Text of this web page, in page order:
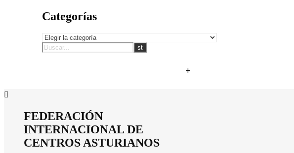
Categorías
Categorías
+
FEDERACIÓN
INTERNACIONAL DE
CENTROS ASTURIANOS